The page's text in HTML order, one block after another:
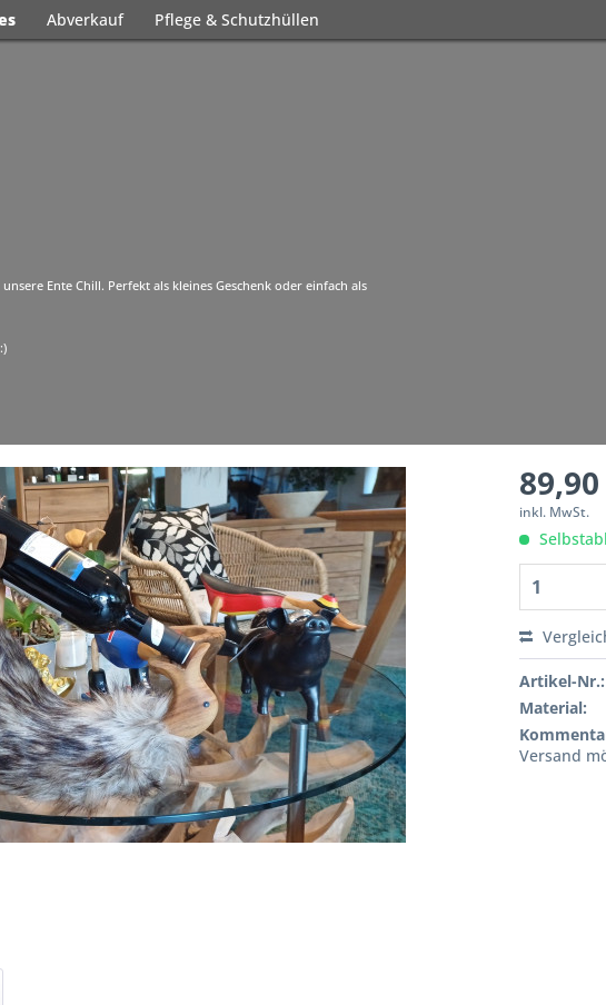
Abverkauf Pflege & Schutzhüllen
Ente Chill. Perfekt als kleines Geschenk oder einfach als
inkl. MwSt.
Artikel-Nr.:
Material:
Versand